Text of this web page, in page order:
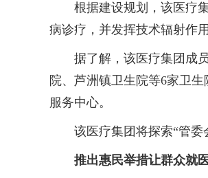
根据建设规划，该医疗集
病诊疗，并发挥技术辐射作用
据了解，该医疗集团成员
院、芦洲镇卫生院等6家卫
服务中心。
该医疗集团将探索“管委会
推出惠民举措让群众就